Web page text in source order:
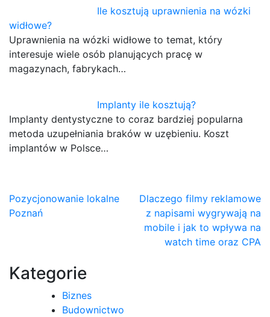
Ile kosztują uprawnienia na wózki
widłowe?
Uprawnienia na wózki widłowe to temat, który
interesuje wiele osób planujących pracę w
magazynach, fabrykach…
Implanty ile kosztują?
Implanty dentystyczne to coraz bardziej popularna
metoda uzupełniania braków w uzębieniu. Koszt
implantów w Polsce…
Nawigacja
wpisu
Pozycjonowanie lokalne
Poznań
Dlaczego filmy reklamowe
z napisami wygrywają na
mobile i jak to wpływa na
watch time oraz CPA
Kategorie
Biznes
Budownictwo